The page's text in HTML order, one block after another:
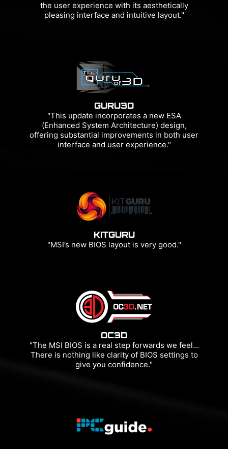
the user experience with its aesthetically
pleasing interface and intuitive layout."
GURU3D
"This update incorporates a new ESA
(Enhanced System Architecture) design,
offering substantial improvements in both user
interface and user experience."
KITGURU
"MSI’s new BIOS layout is very good."
OC3D
"The MSI BIOS is a real step forwards we feel...
There is nothing like clarity of BIOS settings to
give you confidence."